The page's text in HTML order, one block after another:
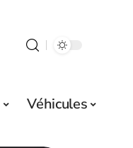
Véhicules